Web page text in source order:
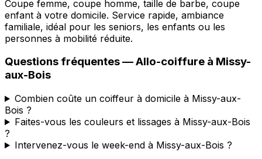
Coupe femme, coupe homme, taille de barbe, coupe
enfant à votre domicile. Service rapide, ambiance
familiale, idéal pour les seniors, les enfants ou les
personnes à mobilité réduite.
Questions fréquentes —Allo-coiffure à Missy-
aux-Bois
Combien coûte un coiffeur à domicile à Missy-aux-
Bois ?
Faites-vous les couleurs et lissages à Missy-aux-Bois
?
Intervenez-vous le week-end à Missy-aux-Bois ?